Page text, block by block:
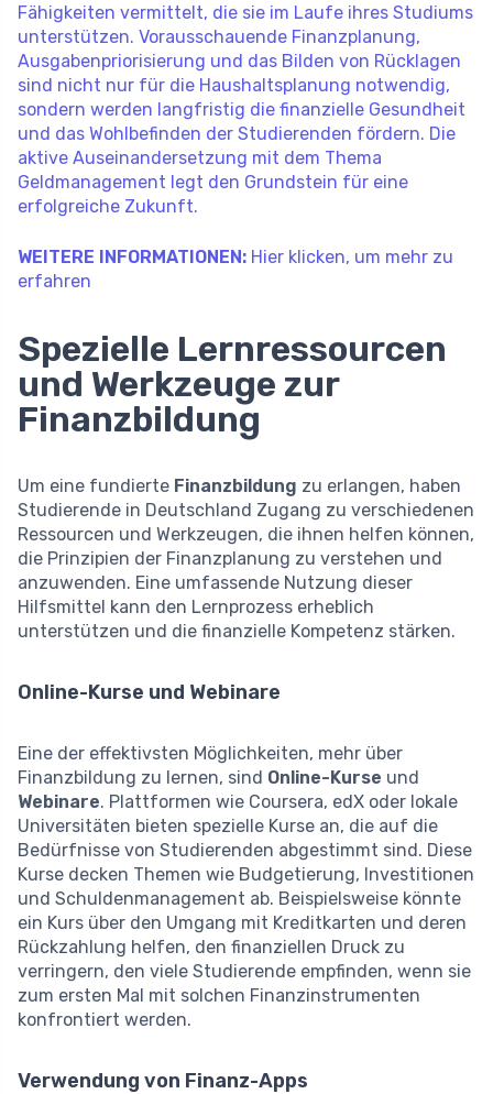
Fähigkeiten vermittelt, die sie im Laufe ihres Studiums
unterstützen. Vorausschauende Finanzplanung,
Ausgabenpriorisierung und das Bilden von Rücklagen
sind nicht nur für die Haushaltsplanung notwendig,
sondern werden langfristig die finanzielle Gesundheit
und das Wohlbefinden der Studierenden fördern. Die
aktive Auseinandersetzung mit dem Thema
Geldmanagement legt den Grundstein für eine
erfolgreiche Zukunft.
WEITERE INFORMATIONEN: Hier klicken, um mehr zu
erfahren
Spezielle Lernressourcen
und Werkzeuge zur
Finanzbildung
Um eine fundierte Finanzbildung zu erlangen, haben
Studierende in Deutschland Zugang zu verschiedenen
Ressourcen und Werkzeugen, die ihnen helfen können,
die Prinzipien der Finanzplanung zu verstehen und
anzuwenden. Eine umfassende Nutzung dieser
Hilfsmittel kann den Lernprozess erheblich
unterstützen und die finanzielle Kompetenz stärken.
Online-Kurse und Webinare
Eine der effektivsten Möglichkeiten, mehr über
Finanzbildung zu lernen, sind Online-Kurse und
Webinare. Plattformen wie Coursera, edX oder lokale
Universitäten bieten spezielle Kurse an, die auf die
Bedürfnisse von Studierenden abgestimmt sind. Diese
Kurse decken Themen wie Budgetierung, Investitionen
und Schuldenmanagement ab. Beispielsweise könnte
ein Kurs über den Umgang mit Kreditkarten und deren
Rückzahlung helfen, den finanziellen Druck zu
verringern, den viele Studierende empfinden, wenn sie
zum ersten Mal mit solchen Finanzinstrumenten
konfrontiert werden.
Verwendung von Finanz-Apps